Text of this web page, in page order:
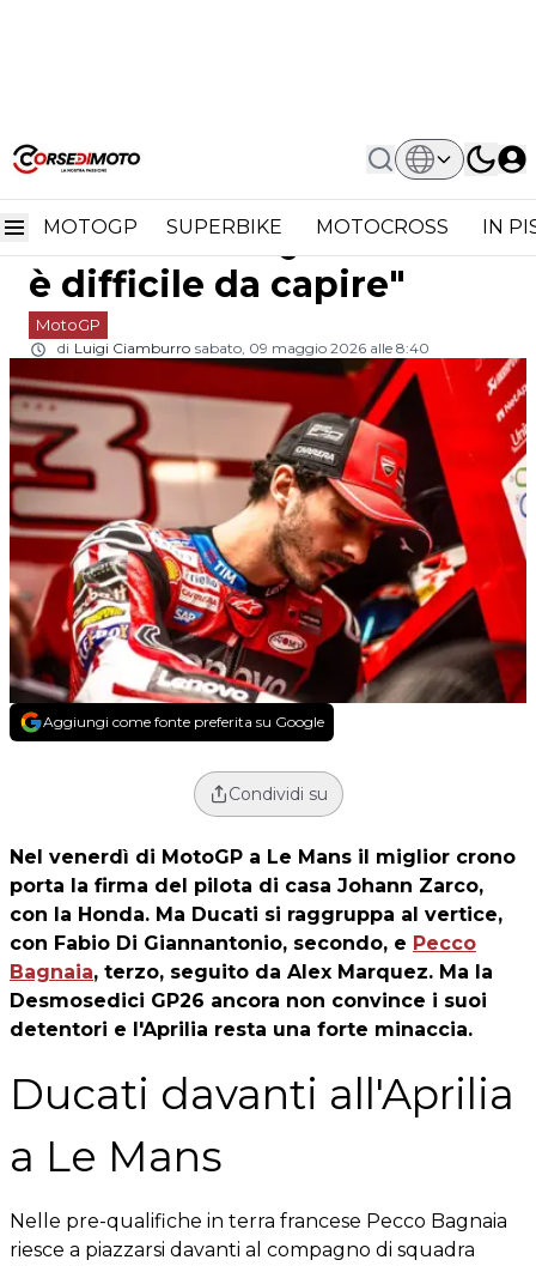
MOTOGP SUPERBIKE MOTOCROSS IN
Home MotoGP
Pecco Bagnaia Dopo L'incidente:
Pecco Bagnaia dopo
l'incidente: "Questa moto
è difficile da capire"
MotoGP
di Luigi Ciamburro sabato, 09 maggio 2026 alle 8:40
Aggiungi come fonte preferita su Google
Condividi su
Nel venerdì di MotoGP a Le Mans il miglior crono
porta la firma del pilota di casa Johann Zarco,
con la Honda. Ma Ducati si raggruppa al vertice,
con Fabio Di Giannantonio, secondo, e Pecco
Bagnaia, terzo, seguito da Alex Marquez. Ma la
Desmosedici GP26 ancora non convince i suoi
detentori e l'Aprilia resta una forte minaccia.
Ducati davanti all'Aprilia
a Le Mans
Nelle pre-qualifiche in terra francese Pecco Bagnaia
riesce a piazzarsi davanti al compagno di squadra